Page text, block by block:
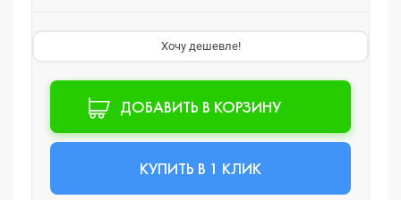
Хочу дешевле!
ДОБАВИТЬ В КОРЗИНУ
КУПИТЬ В 1 КЛИК